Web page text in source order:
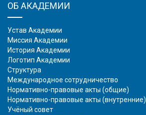
ОБ АКАДЕМИИ
Устав Академии
Миссия Академии
История Академии
Логотип Академии
Структура
Международное сотрудничество
Нормативно-правовые акты (общие)
Нормативно-правовые акты (внутренние)
Учёный совет